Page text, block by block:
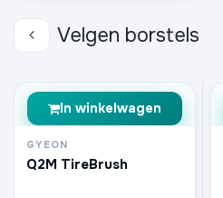
Velgen borstels
In winkelwagen
GYEON
Q2M TireBrush